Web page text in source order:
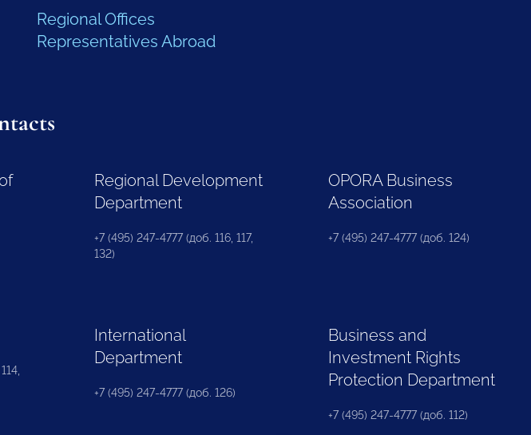
Regional Offices
Representatives Abroad
Regional Development
Department
+7 (495) 247-4777 (доб. 116, 117,
132)
OPORA Business
Association
+7 (495) 247-4777 (доб. 124)
International
Department
+7 (495) 247-4777 (доб. 126)
Business and
Investment Rights
Protection Department
+7 (495) 247-4777 (доб. 112)